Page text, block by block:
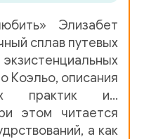
Элизабет
сплав путевых
Коэльо, описания
практик и…
этом читается
а как